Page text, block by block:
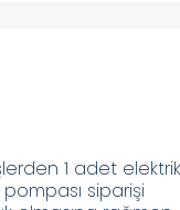
1 adet
siparişi